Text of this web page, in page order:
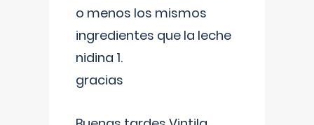
o menos los mismos
ingredientes que la leche
nidina 1.
gracias